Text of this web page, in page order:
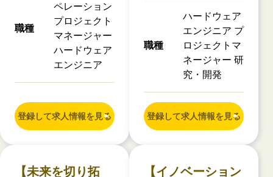
職種
ペレーション
プロジェクト
マネージャー
ハードウェア
エンジニア
登録して求人情報を見る
職種
ハードウェア
エンジニア プ
ロジェクトマ
ネージャー 研
究・開発
登録して求人情報を見る
【未来を切り拓
【イノベーション